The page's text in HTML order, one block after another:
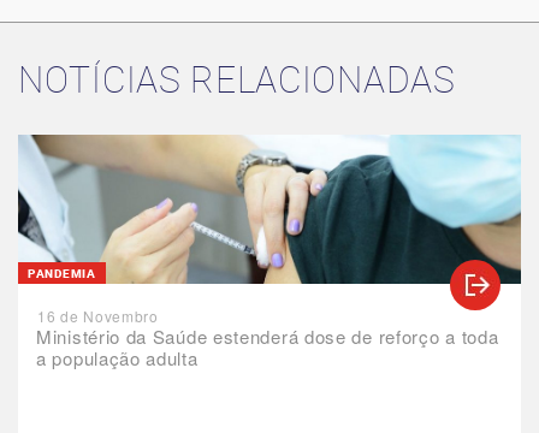
NOTÍCIAS RELACIONADAS
Ministério da Saúde estenderá dose de reforço a toda
a população adulta
PANDEMIA
16 de Novembro